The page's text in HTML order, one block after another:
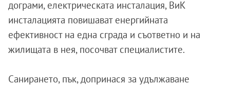
дограми, електрическата инсталация, ВиК
инсталацията повишават енергийната
ефективност на една сграда и съответно и на
жилищата в нея, посочват специалистите.
Санирането, пък, допринася за удължаване